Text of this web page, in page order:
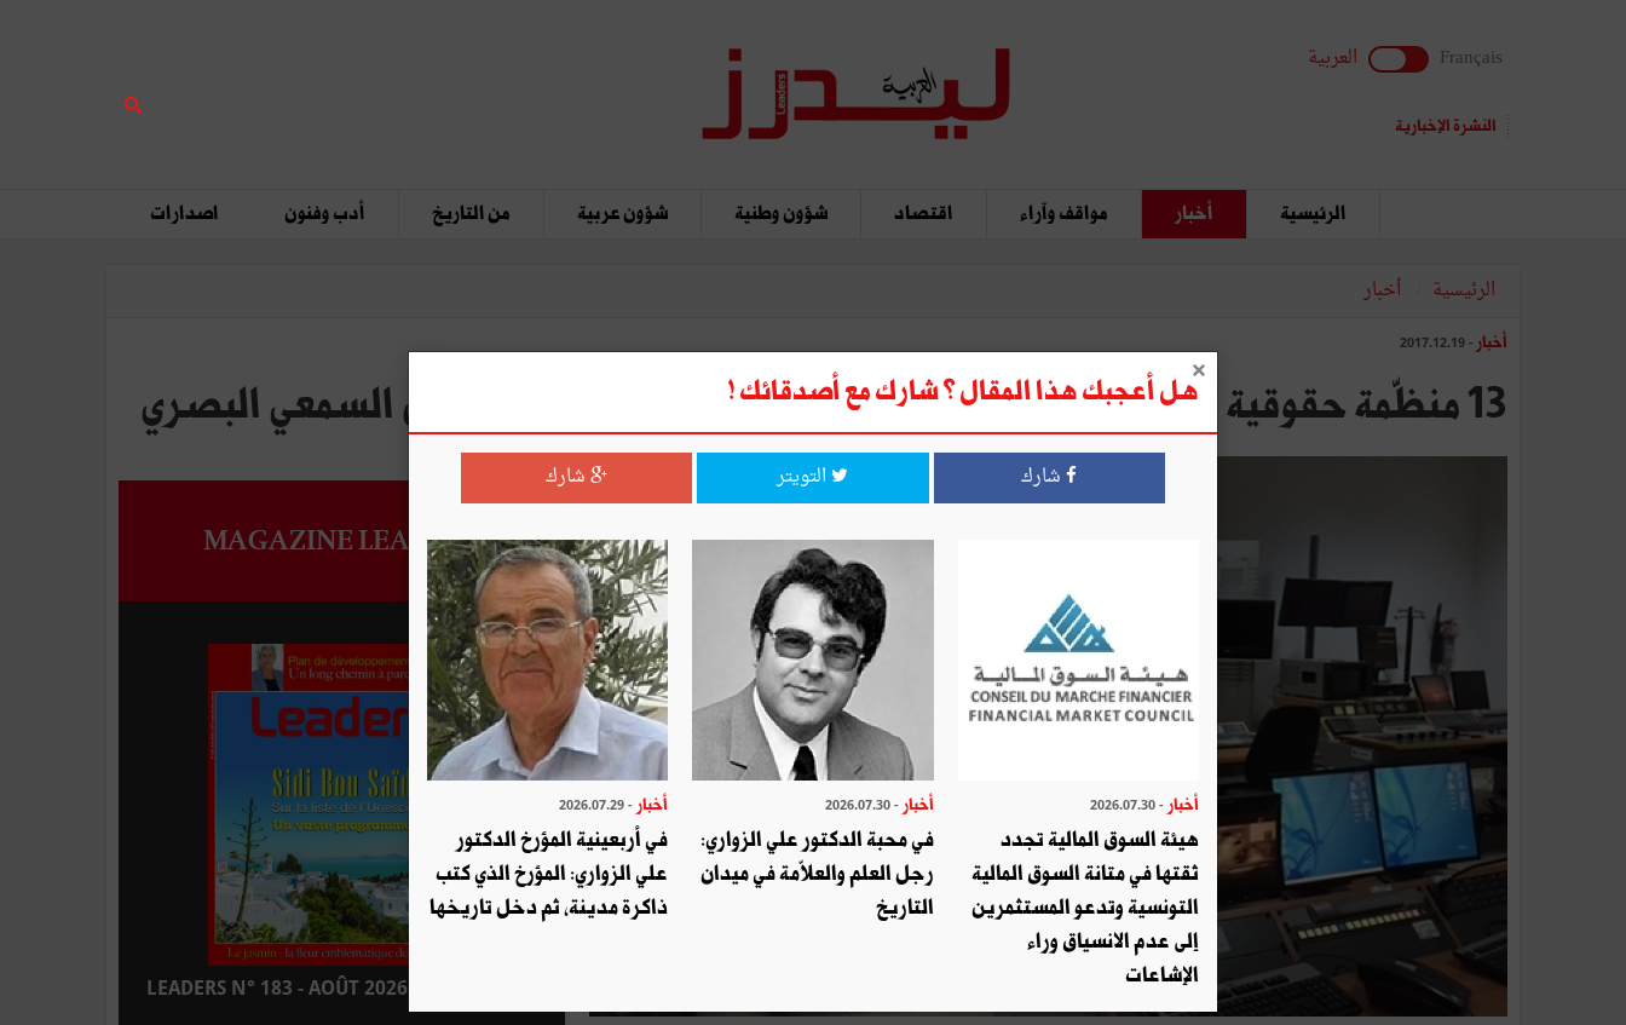
Français العربية
النشرة الإخبارية
الرئيسية أخبار مواقف وآراء اقتصاد شؤون وطنية شؤون عربية من التاريخ أدب وفنون اصدارات
الرئيسية أخبار
أخبار - 2017.12.19
13 منظّمة حقوقية تلفت النظر لخطورة المشروع المحدث لهيئة الاتصال السمعي البصري
MAGAZINE LEADERS
LEADERS N° 183 - AOÛT 2026 : EN KIOSQUE
هل أعجبك هذا المقال ؟ شارك مع أصدقائك !
شارك التويتر شارك
أخبار - 2026.07.30
هيئة السوق المالية تجدد
ثقتها في متانة السوق المالية
التونسية وتدعو المستثمرين
إلى عدم الانسياق وراء
الإشاعات
أخبار - 2026.07.30
في محبة الدكتور علي الزواري:
رجل العلم والعلاّمة في ميدان
التاريخ
أخبار - 2026.07.29
في أربعينية المؤرخ الدكتور
علي الزواري: المؤرخ الذي كتب
ذاكرة مدينة، ثم دخل تاريخها